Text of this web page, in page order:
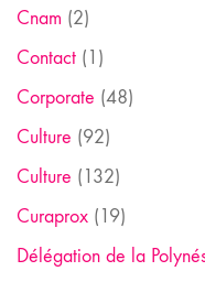
Cnam (2)
Contact (1)
Corporate (48)
Culture (92)
Culture (132)
Curaprox (19)
Délégation de la